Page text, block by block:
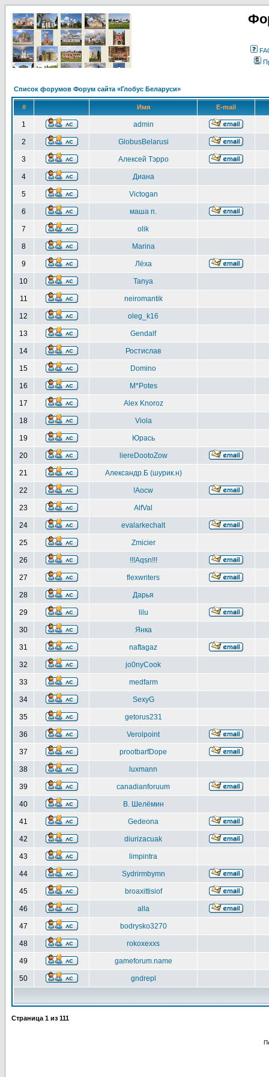
Список форумов Форум сайта «Глобус Беларуси»
# Имя E-mail
1 admin
2 GlobusBelarusi
3 Алексей Тэрро
4 Диана
5 Victogan
6 маша п.
7 olik
8 Marina
9 Лёха
10 Tanya
11 neiromantik
12 oleg_k16
13 Gendalf
14 Ростислав
15 Domino
16 M*Potes
17 Alex Knoroz
18 Viola
19 Юрась
20 liereDootoZow
21 Александр.Б (шурик.н)
22 !Aocw
23 AlfVal
24 evalarkechalt
25 Zmicier
26 !!!Aqsn!!!
27 flexwriters
28 Дарья
29 lilu
30 Янка
31 naftagaz
32 jo0nyCook
33 medfarm
34 SexyG
35 getorus231
36 Verolpoint
37 prootbarfDope
38 luxmann
39 canadianforuum
40 В. Шелёмин
41 Gedeona
42 diurizacuak
43 limpintra
44 Sydrirmbymn
45 broaxittisiof
46 alla
47 bodrysko3270
48 rokoxexxs
49 gameforum.name
50 gndrepl
Страница 1 из 111